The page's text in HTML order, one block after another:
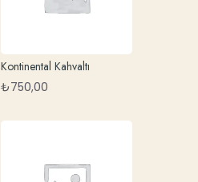
Kontinental Kahvaltı
₺750,00